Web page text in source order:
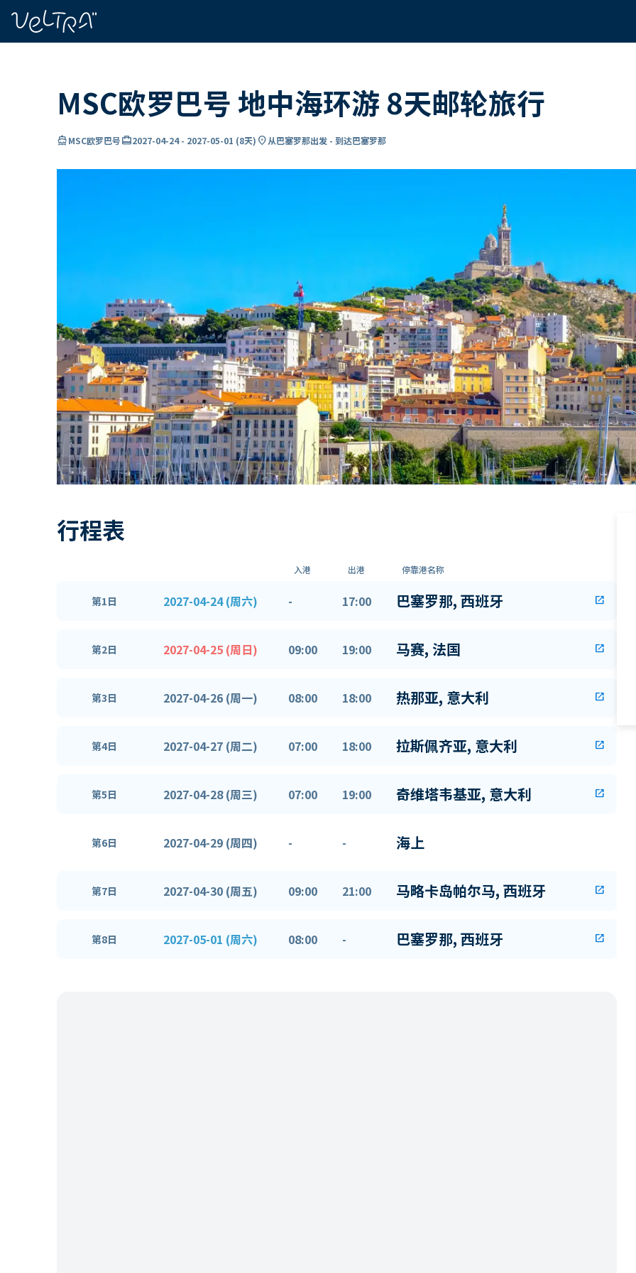
MSC欧罗巴号 地中海环游 8天邮轮旅行
directions_boatMSC欧罗巴号card_travel2027-04-24- 2027-05-01 (8天) location_on从巴塞罗那出发 - 到达巴塞罗那
行程表
入港 出港 停靠港名称
第1日 2027-04-24 (周六) - 17:00 巴塞罗那, 西班牙 open_in_new
第2日 2027-04-25 (周日) 09:00 19:00 马赛, 法国 open_in_new
第3日 2027-04-26 (周一) 08:00 18:00 热那亚, 意大利 open_in_new
第4日 2027-04-27 (周二) 07:00 18:00 拉斯佩齐亚, 意大利 open_in_new
第5日 2027-04-28 (周三) 07:00 19:00 奇维塔韦基亚, 意大利 open_in_new
第6日 2027-04-29 (周四) - - 海上
第7日 2027-04-30 (周五) 09:00 21:00 马略卡岛帕尔马, 西班牙 open_in_new
第8日 2027-05-01 (周六) 08:00 - 巴塞罗那, 西班牙 open_in_new